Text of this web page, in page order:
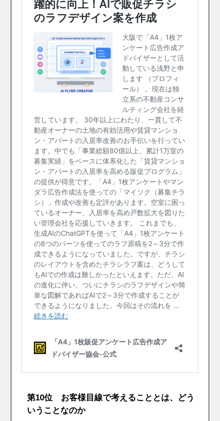
第10位 お客様目線で考えることとは、どう
いうことなのか